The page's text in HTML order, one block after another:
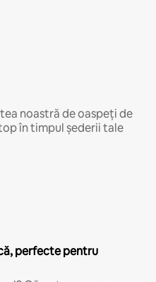
noastră de oaspeți de
în timpul șederii tale
perfecte pentru